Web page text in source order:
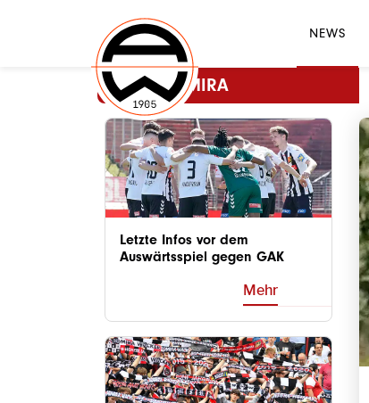
NEWS
MEHR ADMIRA
Letzte Infos vor dem
Auswärtsspiel gegen GAK
Mehr